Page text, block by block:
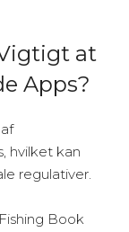
at
Apps?
hvilket kan
regulativer.
Book